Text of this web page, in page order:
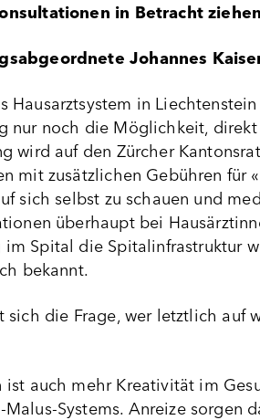
in Betracht
Johannes
Hausarztsystem in
nur noch die Möglichkeit,
wird auf den Zürcher
mit zusätzlichen Gebühren für
sich selbst zu schauen und
überhaupt bei
im Spital die Spitalinfrastruktur
bekannt.
sich die Frage, wer letztlich auf
ist auch mehr Kreativität im
Malus-Systems. Anreize sorgen